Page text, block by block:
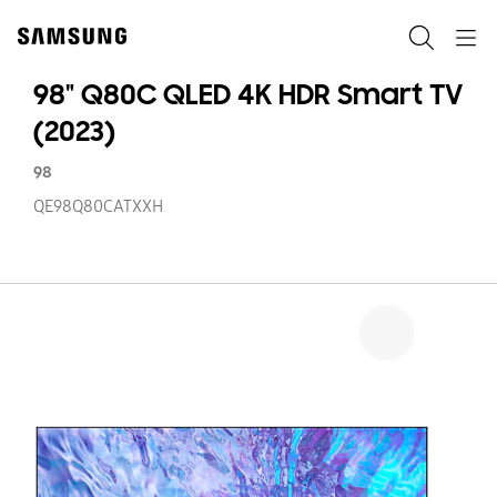
content
98" Q80C QLED 4K HDR Smart TV
(2023)
98
QE98Q80CATXXH